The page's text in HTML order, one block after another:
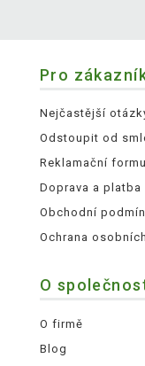
Pro
Nejčastější
Odstoupit od
Reklamační
Doprava a platba
Obchodní
Ochrana
O
O firmě
Blog